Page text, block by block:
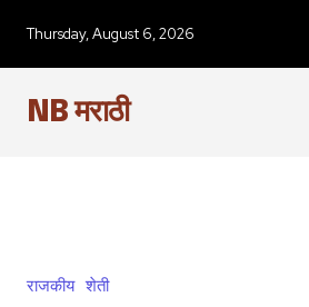
Thursday, August 6, 2026
NB मराठी
राजकीय शेती